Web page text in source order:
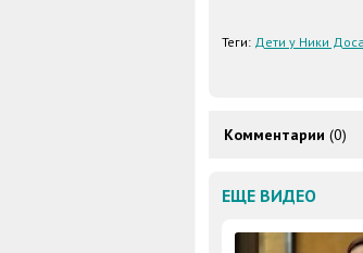
Теги: Дети у Ники
Комментарии
ЕЩЕ ВИДЕО